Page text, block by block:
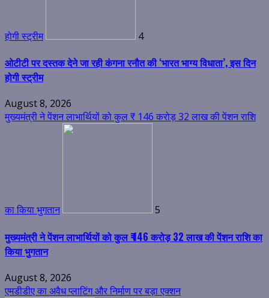
होगी स्ट्रीम 4
ओटीटी पर दस्तक देने जा रही कंगना रनौत की ‘भारत भाग्य विधाता’, इस दिन
होगी स्ट्रीम
August 8, 2026
मुख्यमंत्री ने पेंशन लाभार्थियों को कुल ₹ 146 करोड़ 32 लाख की पेंशन राशि
का किया भुगतान 5
मुख्यमंत्री ने पेंशन लाभार्थियों को कुल ₹ 146 करोड़ 32 लाख की पेंशन राशि का
किया भुगतान
August 8, 2026
एमडीडीए का अवैध प्लाटिंग और निर्माण पर बड़ा एक्शन